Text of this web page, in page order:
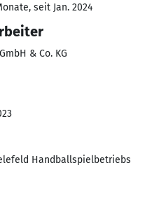
seit Jan. 2024
& Co. KG
Handballspielbetriebs